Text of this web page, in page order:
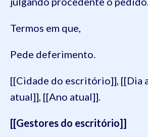
Termos em que,
Pede deferimento.
[[Cidade do escritório]], [[Dia
atual]], [[Ano atual]].
[[Gestores do escritório]]